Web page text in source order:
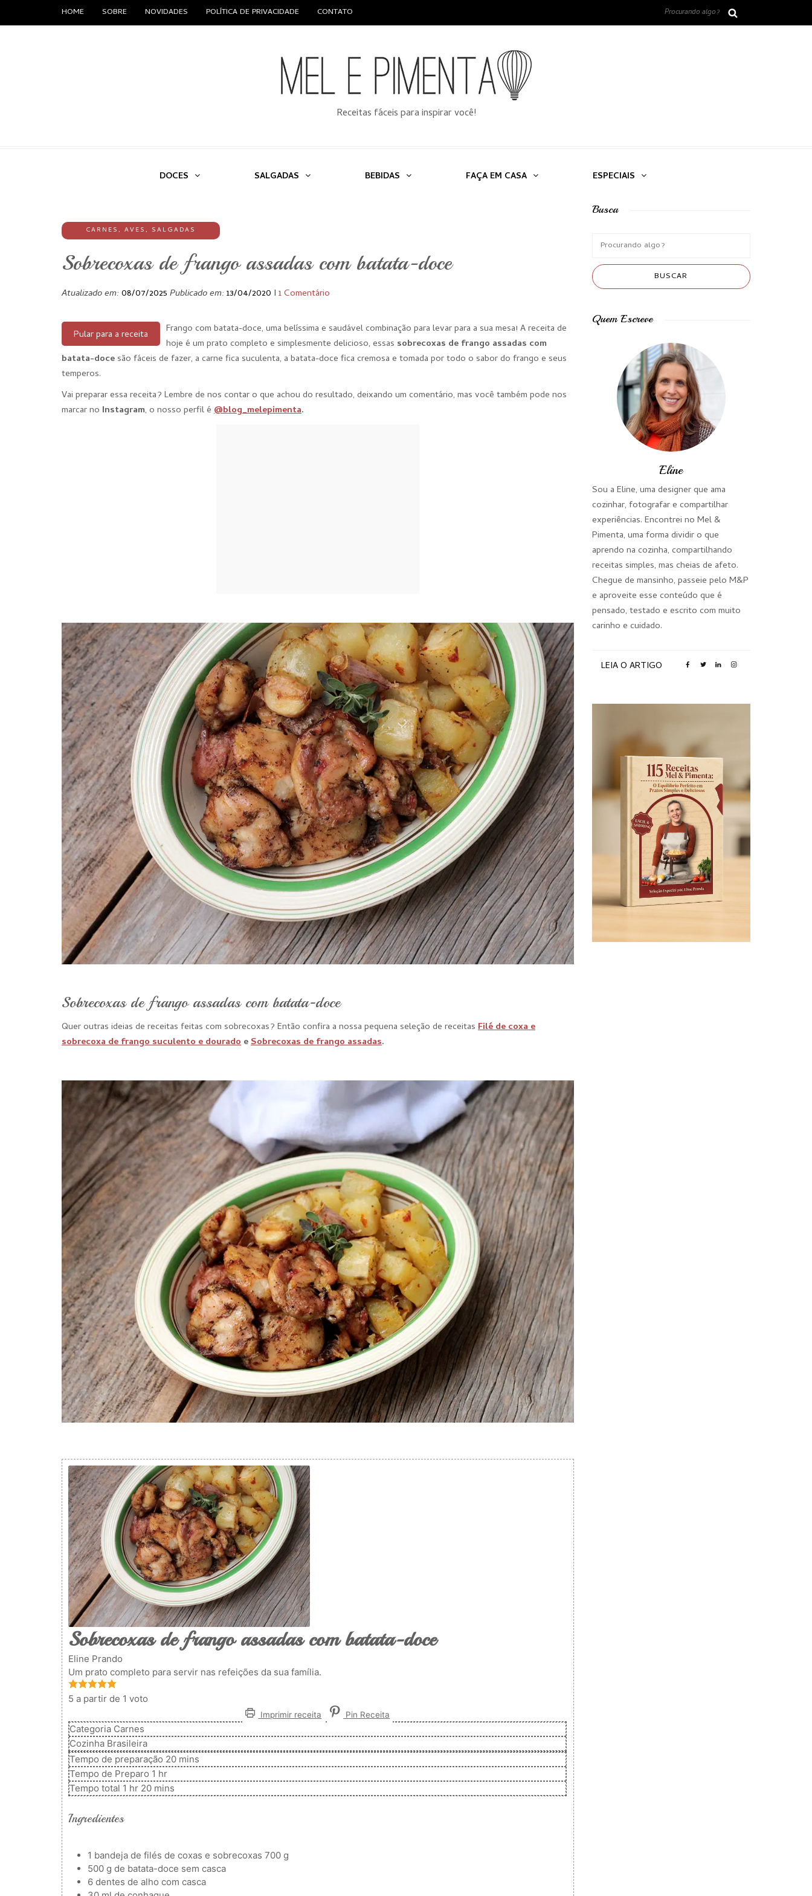
HOME SOBRE NOVIDADES POLÍTICA DE PRIVACIDADE CONTATO
Receitas fáceis para inspirar você!
DOCES SALGADAS BEBIDAS FAÇA EM CASA ESPECIAIS
CARNES, AVES, SALGADAS
Sobrecoxas de frango assadas com batata-doce
Atualizado em:08/07/2025 Publicado em:13/04/2020 I 1 Comentário
Pular para a receita
Frango com batata-doce, uma belíssima e saudável combinação para levar para a sua mesa! A receita de
hoje é um prato completo e simplesmente delicioso, essas sobrecoxas de frango assadas com
batata-docesão fáceis de fazer, a carne fica suculenta, a batata-doce fica cremosa e tomada por todo o sabor do frango e seus
temperos.
Vai preparar essa receita? Lembre de nos contar o que achou do resultado, deixando um comentário, mas você também pode nos
marcar no Instagram, o nosso perfil é @blog_melepimenta.
Sobrecoxas de frango assadas com batata-doce
Quer outras ideias de receitas feitas com sobrecoxas? Então confira a nossa pequena seleção de receitas Filé de coxa e
sobrecoxa de frango suculento e dourado eSobrecoxas de frango assadas.
Sobrecoxas de frango assadas com batata-doce
Eline Prando
Um prato completo para servir nas refeições da sua família.
5 a partir de 1 voto
Imprimir receita Pin Receita
Categoria Carnes
Cozinha Brasileira
Tempo de preparação 20minutos
mins
Tempo de Preparo 1 hora
hr
Tempo total 1 hora
hr 20minutos
mins
Ingredientes
1 bandeja de filés de coxas e sobrecoxas 700 g
500 g de batata-doce sem casca
6 dentes de alho com casca
Busca
Quem Escreve
Eline
Sou a Eline, uma designer que ama
cozinhar, fotografar e compartilhar
experiências. Encontrei no Mel &
Pimenta, uma forma dividir o que
aprendo na cozinha, compartilhando
receitas simples, mas cheias de afeto.
Chegue de mansinho, passeie pelo M&P
e aproveite esse conteúdo que é
pensado, testado e escrito com muito
carinho e cuidado.
LEIA O ARTIGO